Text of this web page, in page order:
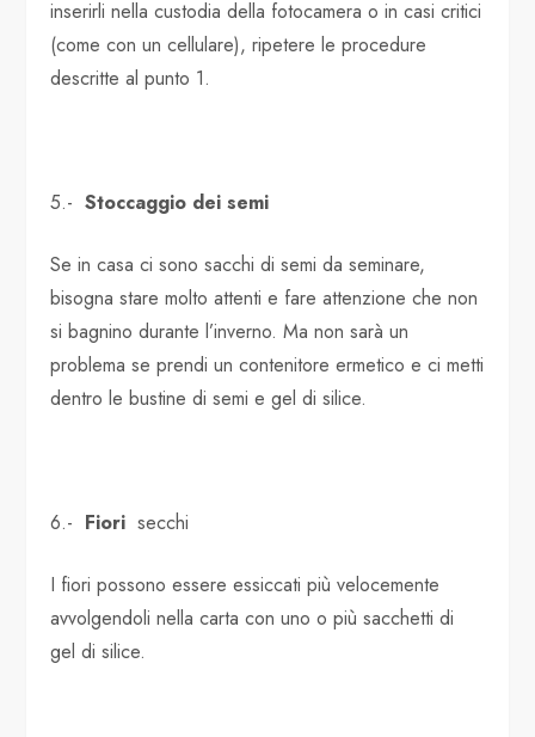
inserirli nella custodia della fotocamera o in casi critici
(come con un cellulare), ripetere le procedure
descritte al punto 1.
5.-Stoccaggio dei semi
Se in casa ci sono sacchi di semi da seminare,
bisogna stare molto attenti e fare attenzione che non
si bagnino durante l’inverno. Ma non sarà un
problema se prendi un contenitore ermetico e ci metti
dentro le bustine di semi e gel di silice.
6.- Fiori secchi
I fiori possono essere essiccati più velocemente
avvolgendoli nella carta con uno o più sacchetti di
gel di silice.